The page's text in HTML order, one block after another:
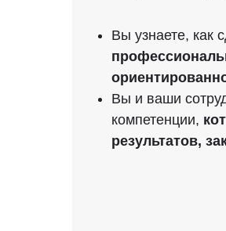
Вы узнаете, как
Вы и ваши
компетенции,
результатов,